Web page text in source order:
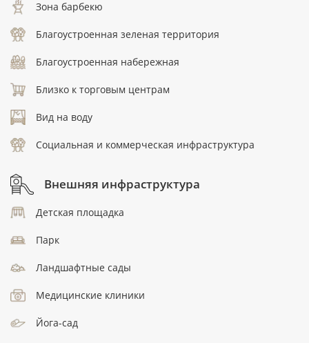
Зона барбекю
Благоустроенная зеленая территория
Благоустроенная набережная
Близко к торговым центрам
Вид на воду
Социальная и коммерческая инфраструктура
Внешняя инфраструктура
Детская площадка
Парк
Ландшафтные сады
Медицинские клиники
Йога-сад